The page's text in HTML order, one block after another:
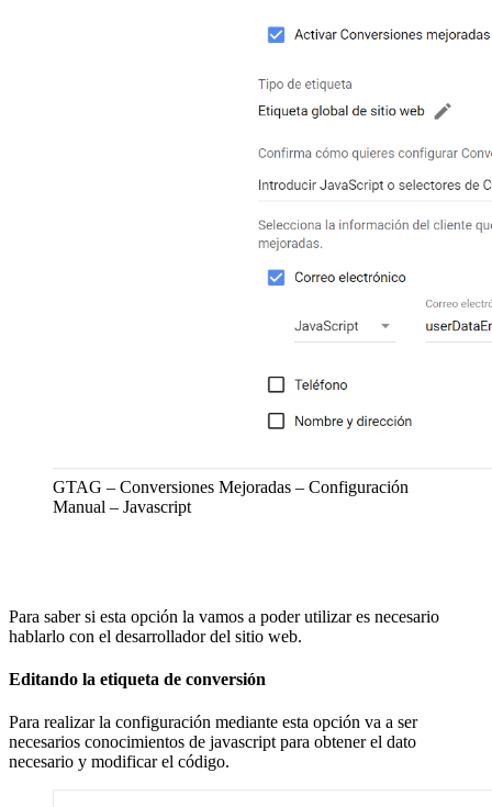
GTAG – Conversiones Mejoradas – Configuración
Manual – Javascript
Para saber si esta opción la vamos a poder utilizar es necesario
hablarlo con el desarrollador del sitio web.
Editando la etiqueta de conversión
Para realizar la configuración mediante esta opción va a ser
necesarios conocimientos de javascript para obtener el dato
necesario y modificar el código.